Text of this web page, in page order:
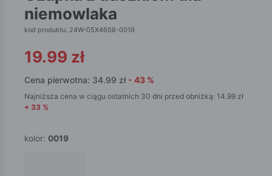
niemowlaka
kod produktu: 24W-05X4608-0019
19.99 zł
Cena pierwotna: 34.99 zł - 43 %
Najniższa cena w ciągu ostatnich 30 dni przed obniżką: 14.99 zł
+ 33 %
kolor: 0019